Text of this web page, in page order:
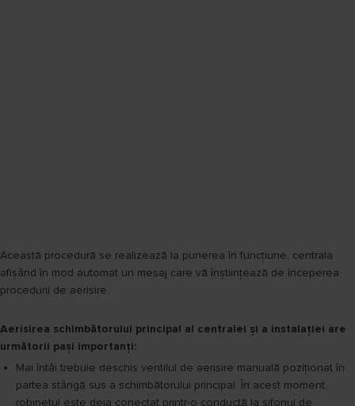
Această procedură se realizează la punerea în funcțiune, centrala
afișând în mod automat un mesaj care vă înștiințează de începerea
procedurii de aerisire.
Aerisirea schimbătorului principal al centralei și a instalației are
următorii pași importanți:
Mai întâi trebuie deschis ventilul de aerisire manuală poziționat în
partea stângă sus a schimbătorului principal. În acest moment,
robinetul este deja conectat printr-o conductă la sifonul de